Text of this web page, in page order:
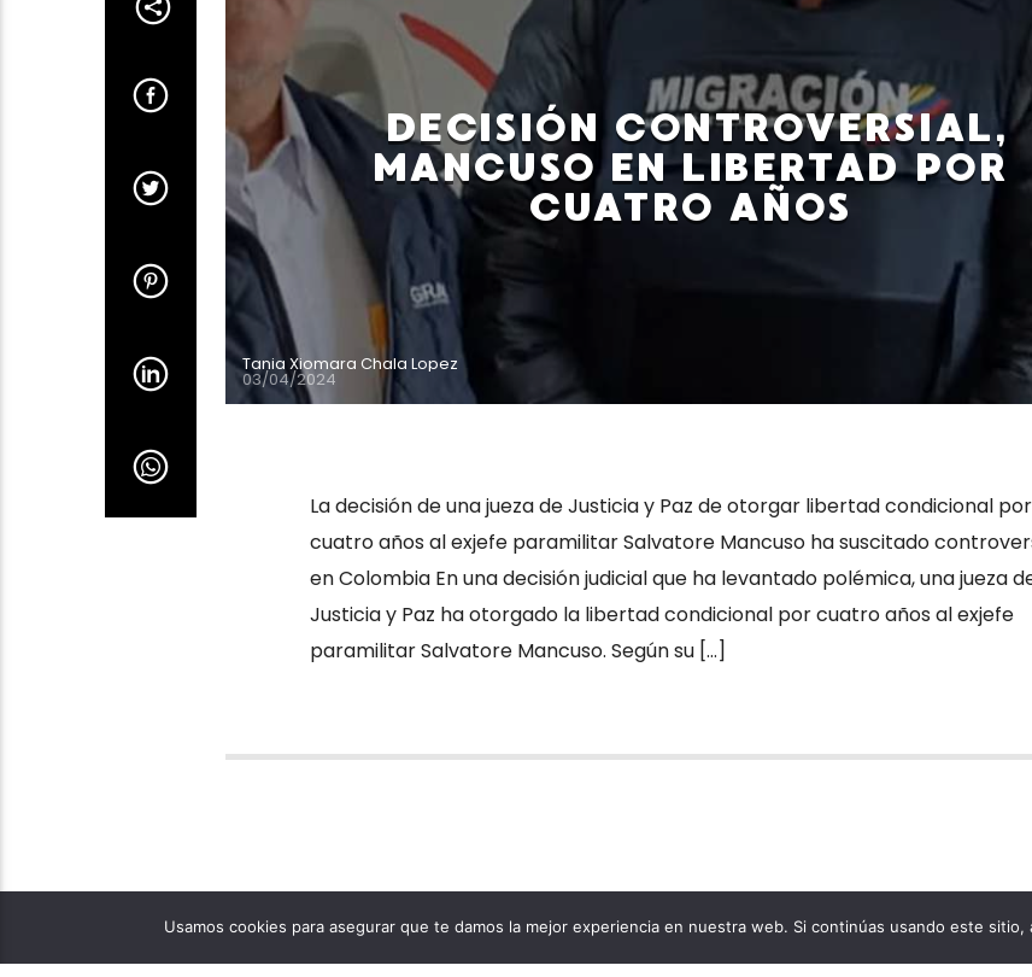
DECISIÓN CONTROVERSIAL,
MANCUSO EN LIBERTAD POR
CUATRO AÑOS
Tania Xiomara Chala Lopez
03/04/2024
La decisión de una jueza de Justicia y Paz de otorgar libertad condicional por
cuatro años al exjefe paramilitar Salvatore Mancuso ha suscitado
en Colombia En una decisión judicial que ha levantado polémica, una jueza
Justicia y Paz ha otorgado la libertad condicional por cuatro años al exjefe
paramilitar Salvatore Mancuso. Según su […]
Usamos cookies para asegurar que te damos la mejor experiencia en nuestra web. Si continúas usando este